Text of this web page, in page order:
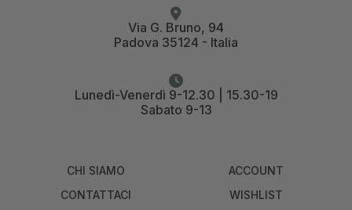
Via G. Bruno, 94
Padova 35124 - Italia
Lunedì-Venerdì 9-12.30 | 15.30-19
Sabato 9-13
CHI SIAMO
CONTATTACI
ACCOUNT
WISHLIST